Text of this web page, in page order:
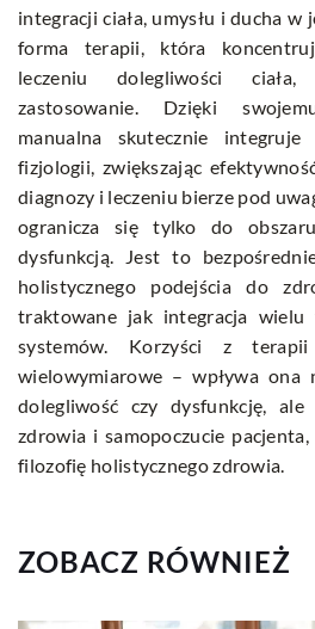
integracji ciała, umysłu i ducha
forma terapii, która
leczeniu dolegliwości ciała,
zastosowanie. Dzięki
manualna skutecznie
fizjologii, zwiększając
diagnozy i leczeniu bierze pod
ogranicza się tylko do
dysfunkcją. Jest to
holistycznego podejścia do
traktowane jak integracja wielu
systemów. Korzyści z
wielowymiarowe – wpływa
dolegliwość czy dysfunkcję,
zdrowia i samopoczucie
filozofię holistycznego zdrowia.
ZOBACZ RÓWNIEŻ